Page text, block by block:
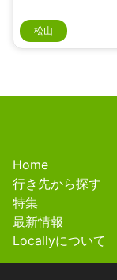
松山
Home
行き先から探す
特集
最新情報
Locallyについて